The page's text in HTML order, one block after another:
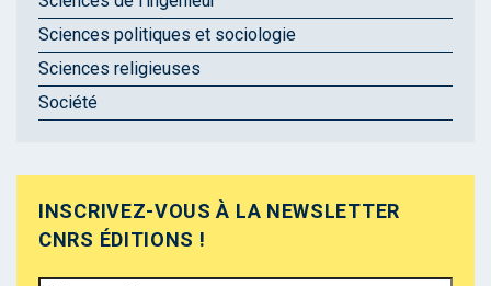
Sciences politiques et sociologie
Sciences religieuses
Société
INSCRIVEZ-VOUS À LA NEWSLETTER
CNRS ÉDITIONS !